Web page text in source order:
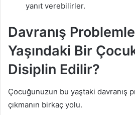
yanıt verebilirler.
Davranış
Yaşındaki Bir
Disiplin Edilir?
Çocuğunuzun bu yaştaki davranış
çıkmanın birkaç yolu.